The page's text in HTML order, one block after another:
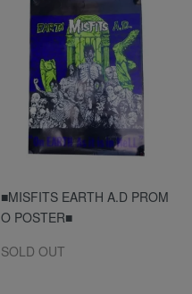
■MISFITS EARTH A.D PROM
O POSTER■
SOLD OUT